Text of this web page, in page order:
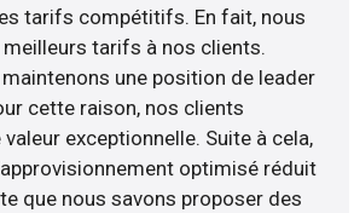
tarifs compétitifs. En fait, nous
tarifs à nos clients.
maintenons une position de leader
cette raison, nos clients
valeur exceptionnelle. Suite à cela,
optimisé réduit
que nous savons proposer des